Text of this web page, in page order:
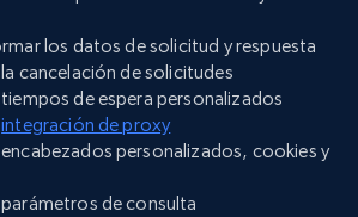
los datos de solicitud y respuesta
cancelación de solicitudes
de espera personalizados
integración de proxy
personalizados, cookies y
de consulta